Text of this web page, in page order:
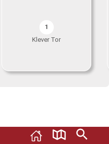
1
Klever Tor